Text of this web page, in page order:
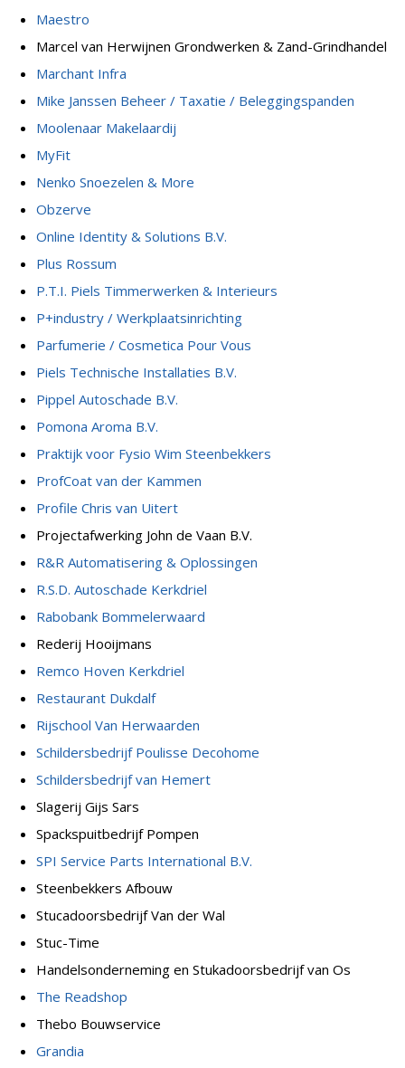
Maestro
Marcel van Herwijnen Grondwerken & Zand-Grindhandel
Marchant Infra
Mike Janssen Beheer / Taxatie / Beleggingspanden
Moolenaar Makelaardij
MyFit
Nenko Snoezelen & More
Obzerve
Online Identity & Solutions B.V.
Plus Rossum
P.T.I. Piels Timmerwerken & Interieurs
P+industry / Werkplaatsinrichting
Parfumerie / Cosmetica Pour Vous
Piels Technische Installaties B.V.
Pippel Autoschade B.V.
Pomona Aroma B.V.
Praktijk voor Fysio Wim Steenbekkers
ProfCoat van der Kammen
Profile Chris van Uitert
Projectafwerking John de Vaan B.V.
R&R Automatisering & Oplossingen
R.S.D. Autoschade Kerkdriel
Rabobank Bommelerwaard
Rederij Hooijmans
Remco Hoven Kerkdriel
Restaurant Dukdalf
Rijschool Van Herwaarden
Schildersbedrijf Poulisse Decohome
Schildersbedrijf van Hemert
Slagerij Gijs Sars
Spackspuitbedrijf Pompen
SPI Service Parts International B.V.
Steenbekkers Afbouw
Stucadoorsbedrijf Van der Wal
Stuc-Time
Handelsonderneming en Stukadoorsbedrijf van Os
The Readshop
Thebo Bouwservice
Grandia